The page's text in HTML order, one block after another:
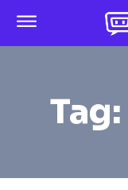
Tag: